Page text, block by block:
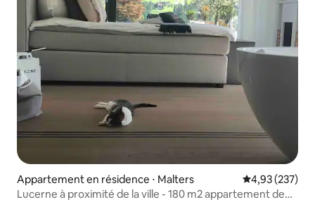
Appartement en résidence ⋅ Malters Évaluation
4,93 (237)
Lucerne à proximité de la ville - 180 m2 appartement de